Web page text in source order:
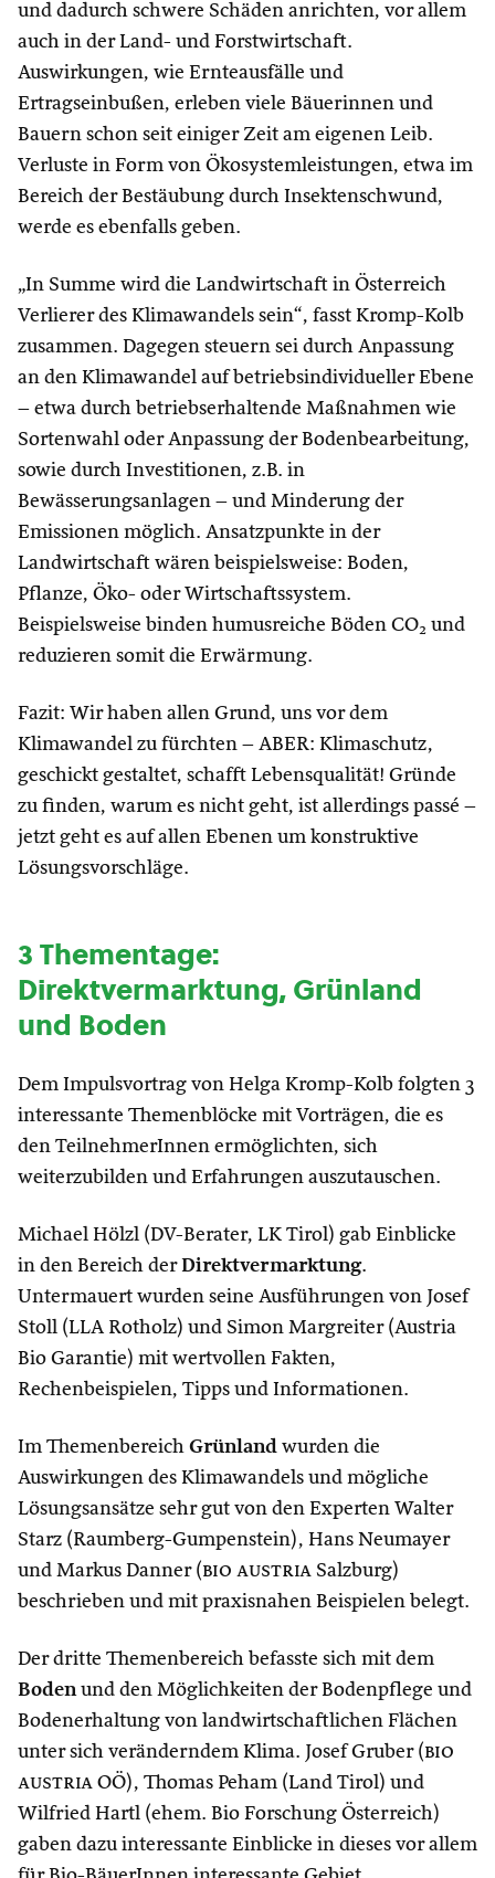
und dadurch schwere Schäden anrichten, vor allem
auch in der Land- und Forstwirtschaft.
Auswirkungen, wie Ernteausfälle und
Ertragseinbußen, erleben viele Bäuerinnen und
Bauern schon seit einiger Zeit am eigenen Leib.
Verluste in Form von Ökosystemleistungen, etwa im
Bereich der Bestäubung durch Insektenschwund,
werde es ebenfalls geben.
„In Summe wird die Landwirtschaft in Österreich
Verlierer des Klimawandels sein“, fasst Kromp-Kolb
zusammen. Dagegen steuern sei durch Anpassung
an den Klimawandel auf betriebsindividueller Ebene
– etwa durch betriebserhaltende Maßnahmen wie
Sortenwahl oder Anpassung der Bodenbearbeitung,
sowie durch Investitionen, z.B. in
Bewässerungsanlagen – und Minderung der
Emissionen möglich. Ansatzpunkte in der
Landwirtschaft wären beispielsweise: Boden,
Pflanze, Öko- oder Wirtschaftssystem.
Beispielsweise binden humusreiche Böden CO2 und
reduzieren somit die Erwärmung.
Fazit: Wir haben allen Grund, uns vor dem
Klimawandel zu fürchten – ABER: Klimaschutz,
geschickt gestaltet, schafft Lebensqualität! Gründe
zu finden, warum es nicht geht, ist allerdings passé –
jetzt geht es auf allen Ebenen um konstruktive
Lösungsvorschläge.
3 Thementage:
Direktvermarktung, Grünland
und Boden
Dem Impulsvortrag von Helga Kromp-Kolb folgten 3
interessante Themenblöcke mit Vorträgen, die es
den TeilnehmerInnen ermöglichten, sich
weiterzubilden und Erfahrungen auszutauschen.
Michael Hölzl (DV-Berater, LK Tirol) gab Einblicke
in den Bereich derDirektvermarktung.
Untermauert wurden seine Ausführungen von Josef
Stoll (LLA Rotholz) und Simon Margreiter (Austria
Bio Garantie) mit wertvollen Fakten,
Rechenbeispielen, Tipps und Informationen.
Im Themenbereich Grünland wurden die
Auswirkungen des Klimawandels und mögliche
Lösungsansätze sehr gut von den Experten Walter
Starz (Raumberg-Gumpenstein), Hans Neumayer
und Markus Danner (bio austria Salzburg)
beschrieben und mit praxisnahen Beispielen belegt.
Der dritte Themenbereich befasste sich mit dem
Bodenund den Möglichkeiten der Bodenpflege und
Bodenerhaltung von landwirtschaftlichen Flächen
unter sich veränderndem Klima. Josef Gruber (bio
austria OÖ), Thomas Peham (Land Tirol) und
Wilfried Hartl (ehem. Bio Forschung Österreich)
gaben dazu interessante Einblicke in dieses vor allem